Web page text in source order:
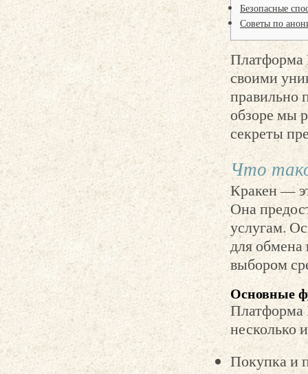
Безопасные
Советы по
Платформа
своими
правильно
обзоре мы
секреты
Что
Кракен —
Она
услугам.
для
выбором
Основные
Платформа
несколько
Покупка и